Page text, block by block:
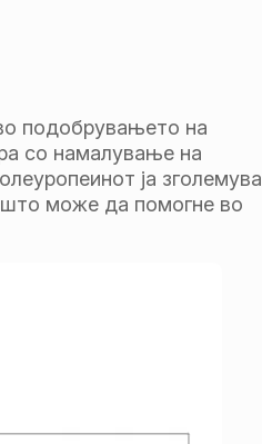
подобрувањето на
со намалување на
ја зголемува
што може да помогне во